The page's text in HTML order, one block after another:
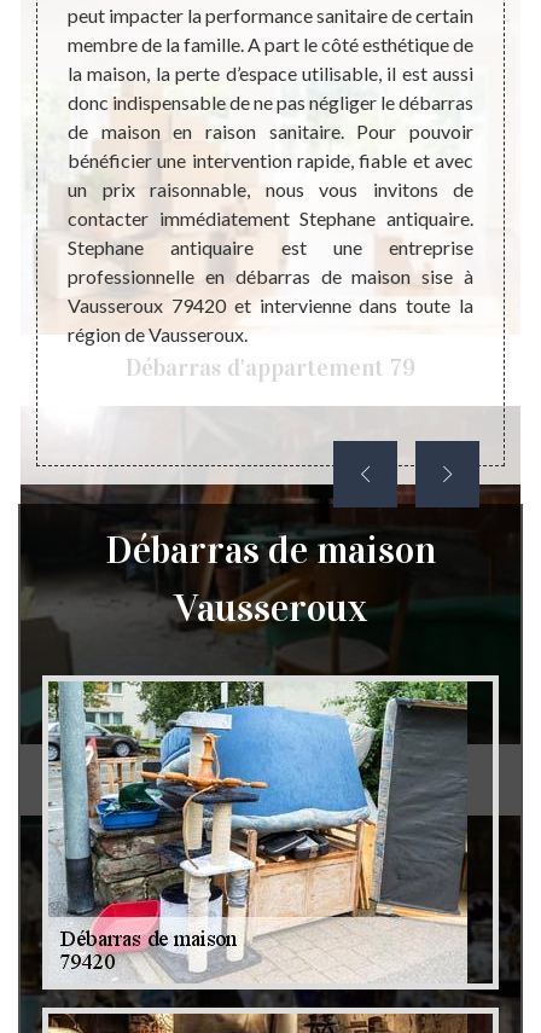
Débarras d'appartement 79
Débarras de grenier et cave 79
et
la
que
plus
de
pas
peut impacter la performance sanitaire de certain
membre de la famille. A part le côté esthétique de
la maison, la perte d’espace utilisable, il est aussi
donc indispensable de ne pas négliger le débarras
de maison en raison sanitaire. Pour pouvoir
bénéficier une intervention rapide, fiable et avec
un prix raisonnable, nous vous invitons de
contacter immédiatement Stephane antiquaire.
Stephane antiquaire est une entreprise
professionnelle en débarras de maison sise à
Vausseroux 79420 et intervienne dans toute la
région de Vausseroux.
pas
pire
et
en
Débarras de maison
Vausseroux